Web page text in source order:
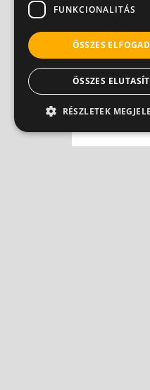
FUNKCIONALITÁS
ÖSSZES
ÖSSZES
RÉSZLETEK